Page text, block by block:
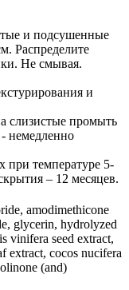
и подсушенные
Распределите
Не смывая.
и
слизистые промыть
немедленно
при температуре 5-
– 12 месяцев.
amodimethicone
glycerin, hydrolyzed
vinifera seed extract,
extract, cocos nucifera
(and)